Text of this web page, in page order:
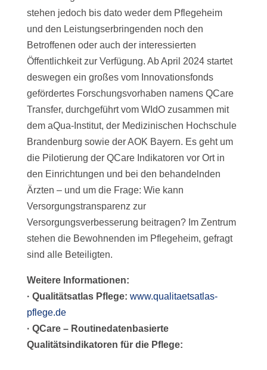
stehen jedoch bis dato weder dem Pflegeheim
und den Leistungserbringenden noch den
Betroffenen oder auch der interessierten
Öffentlichkeit zur Verfügung. Ab April 2024 startet
deswegen ein großes vom Innovationsfonds
gefördertes Forschungsvorhaben namens QCare
Transfer, durchgeführt vom WIdO zusammen mit
dem aQua-Institut, der Medizinischen Hochschule
Brandenburg sowie der AOK Bayern. Es geht um
die Pilotierung der QCare Indikatoren vor Ort in
den Einrichtungen und bei den behandelnden
Ärzten – und um die Frage: Wie kann
Versorgungstransparenz zur
Versorgungsverbesserung beitragen? Im Zentrum
stehen die Bewohnenden im Pflegeheim, gefragt
sind alle Beteiligten.
Weitere Informationen:
· Qualitätsatlas Pflege: www.qualitaetsatlas-
pflege.de
· QCare – Routinedatenbasierte
Qualitätsindikatoren für die Pflege: